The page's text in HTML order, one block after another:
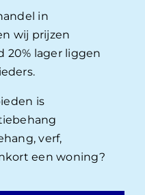
in
wij prijzen
20% lager liggen
is
verf,
een woning?